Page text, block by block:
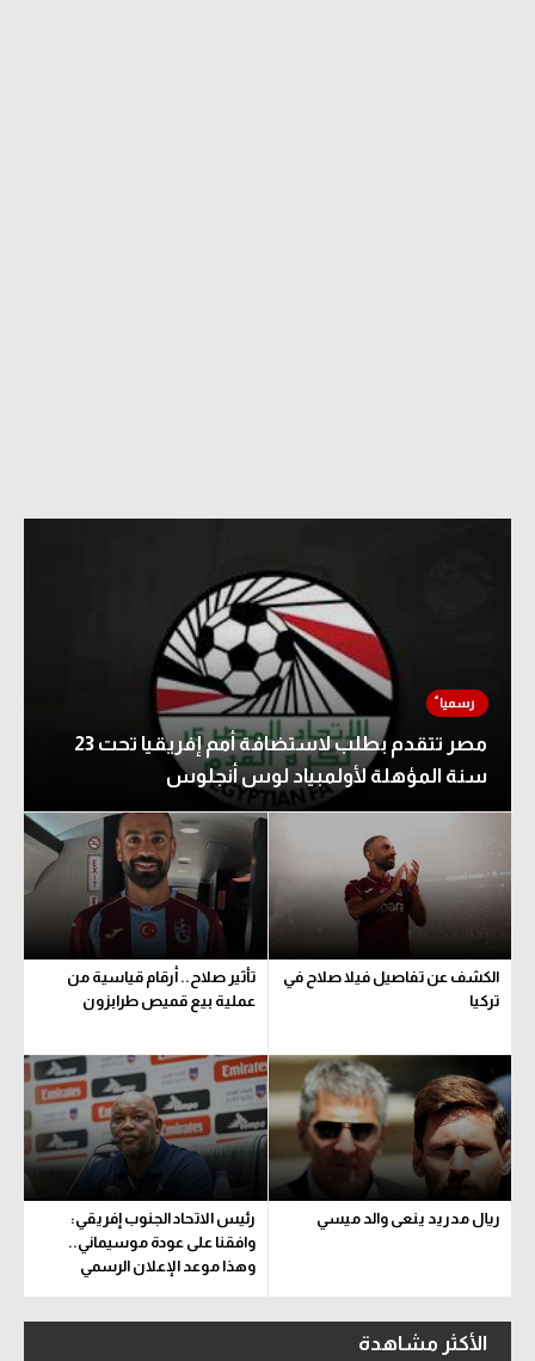
مصر تتقدم بطلب لاستضافة أمم إفريقيا تحت 23
سنة المؤهلة لأولمبياد لوس أنجلوس
الكشف عن تفاصيل فيلا صلاح في
تركيا
تأثير صلاح.. أرقام قياسية من
عملية بيع قميص طرابزون
ريال مدريد ينعى والد ميسي
رئيس الاتحاد الجنوب إفريقي:
وافقنا على عودة موسيماني..
وهذا موعد الإعلان الرسمي
الأكثر مشاهدة